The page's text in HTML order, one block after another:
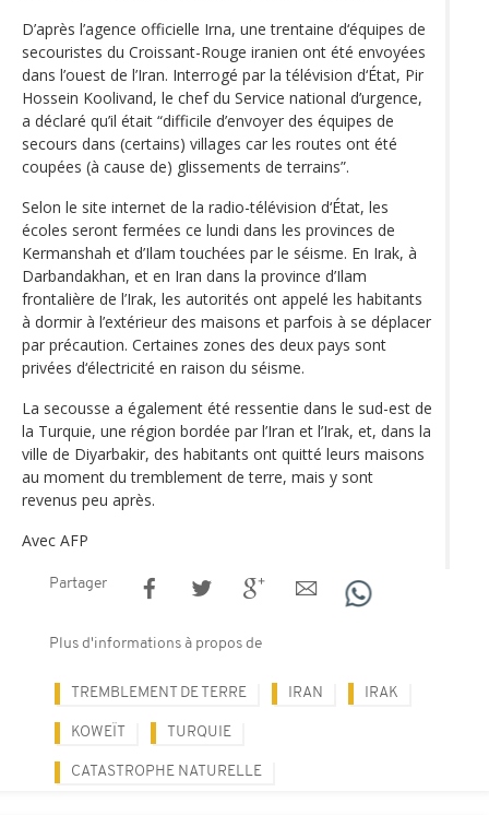
D’après l’agence officielle Irna, une trentaine d‘équipes de
secouristes du Croissant-Rouge iranien ont été envoyées
dans l’ouest de l’Iran. Interrogé par la télévision d‘État, Pir
Hossein Koolivand, le chef du Service national d’urgence,
a déclaré qu’il était “difficile d’envoyer des équipes de
secours dans (certains) villages car les routes ont été
coupées (à cause de) glissements de terrains”.
Selon le site internet de la radio-télévision d‘État, les
écoles seront fermées ce lundi dans les provinces de
Kermanshah et d’Ilam touchées par le séisme. En Irak, à
Darbandakhan, et en Iran dans la province d’Ilam
frontalière de l’Irak, les autorités ont appelé les habitants
à dormir à l’extérieur des maisons et parfois à se déplacer
par précaution. Certaines zones des deux pays sont
privées d‘électricité en raison du séisme.
La secousse a également été ressentie dans le sud-est de
la Turquie, une région bordée par l’Iran et l’Irak, et, dans la
ville de Diyarbakir, des habitants ont quitté leurs maisons
au moment du tremblement de terre, mais y sont
revenus peu après.
Avec AFP
Partager
Plus d'informations à propos de
TREMBLEMENT DE TERRE IRAN IRAK
KOWEÏT TURQUIE
CATASTROPHE NATURELLE